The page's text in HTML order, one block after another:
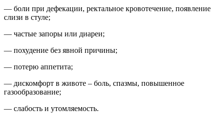
— боли при дефекации, ректальное кровотечение, появление
слизи в стуле;
— частые запоры или диареи;
— похудение без явной причины;
— потерю аппетита;
— дискомфорт в животе – боль, спазмы, повышенное
газообразование;
— слабость и утомляемость.